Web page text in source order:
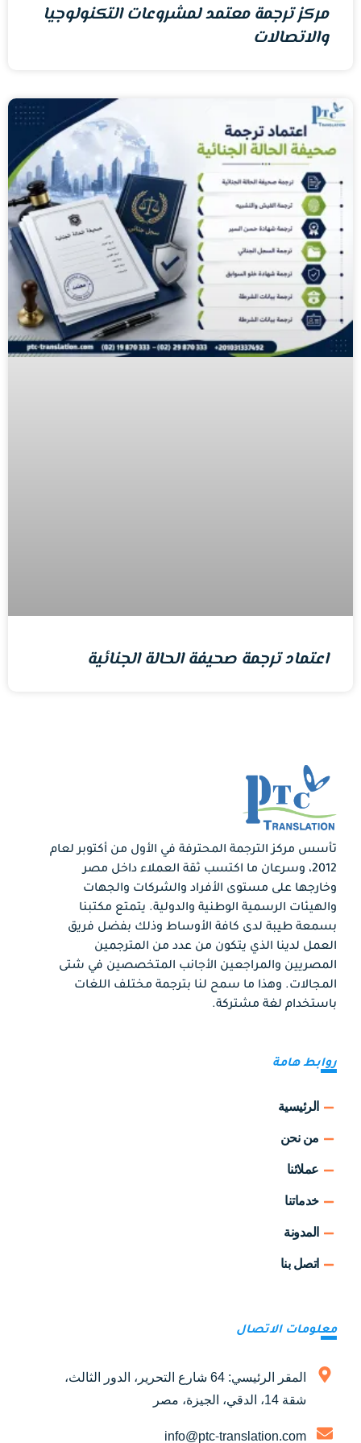
مركز ترجمة معتمد لمشروعات التكنولوجيا
والاتصالات
اعتماد ترجمة صحيفة الحالة الجنائية
تأسس مركز الترجمة المحترفة في الأول من أكتوبر لعام
2012، وسرعان ما اكتسب ثقة العملاء داخل مصر
وخارجها على مستوى الأفراد والشركات والجهات
والهيئات الرسمية الوطنية والدولية. يتمتع مكتبنا
بسمعة طيبة لدى كافة الأوساط وذلك بفضل فريق
العمل لدينا الذي يتكون من عدد من المترجمين
المصريين والمراجعين الأجانب المتخصصين في شتى
المجالات. وهذا ما سمح لنا بترجمة مختلف اللغات
باستخدام لغة مشتركة.
روابط هامة
الرئيسية
من نحن
عملائنا
خدماتنا
المدونة
اتصل بنا
معلومات الاتصال
المقر الرئيسي: 64 شارع التحرير، الدور الثالث،
شقة 14، الدقي، الجيزة، مصر
info@ptc-translation.com